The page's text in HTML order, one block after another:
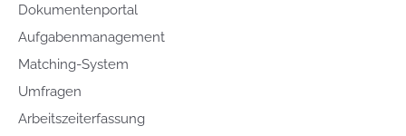
Dokumentenportal
Aufgabenmanagement
Matching-System
Umfragen
Arbeitszeiterfassung